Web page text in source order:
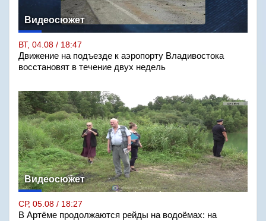
Видеосюжет
ВТ, 04.08 / 18:47
Движение на подъезде к аэропорту Владивостока
восстановят в течение двух недель
Видеосюжет
СР, 05.08 / 18:27
В Артёме продолжаются рейды на водоёмах: на